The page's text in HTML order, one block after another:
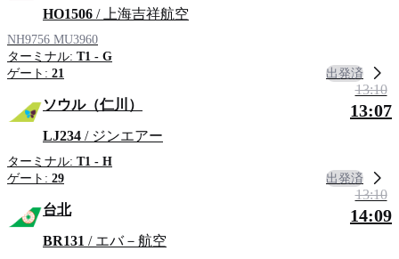
HO1506 / 上海吉祥航空
NH9756 MU3960
ターミナル: T1 - G
ゲート: 21 出発済
ソウル（仁川）
LJ234 / ジンエアー
ターミナル: T1 - H
ゲート: 29
13:10
13:07
出発済
台北
BR131 / エバ－航空
13:10
14:09